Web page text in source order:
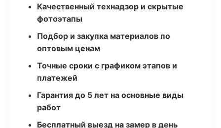
Качественный технадзор и скрытые
фотоэтапы
Подбор и закупка материалов по
оптовым ценам
Точные сроки с графиком этапов и
платежей
Гарантия до 5 лет на основные виды
работ
Бесплатный выезд на замер в день